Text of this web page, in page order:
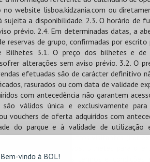
Bem-vindo à BOL!